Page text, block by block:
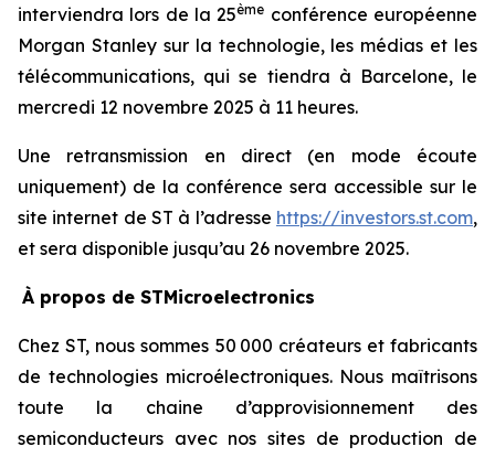
interviendra lors de la 25ème conférence européenne
Morgan Stanley sur la technologie, les médias et les
télécommunications, qui se tiendra à Barcelone, le
mercredi 12 novembre 2025 à 11 heures.
Une retransmission en direct (en mode écoute
uniquement) de la conférence sera accessible sur le
site internet de ST à l’adresse https://investors.st.com,
et sera disponible jusqu’au 26 novembre 2025.
À propos de STMicroelectronics
Chez ST, nous sommes 50 000 créateurs et fabricants
de technologies microélectroniques. Nous maîtrisons
toute la chaine d’approvisionnement des
semiconducteurs avec nos sites de production de